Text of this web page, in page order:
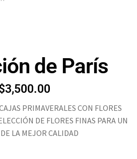
de París
3,500.00
PRIMAVERALES CON FLORES
DE FLORES FINAS PARA UN
LA MEJOR CALIDAD